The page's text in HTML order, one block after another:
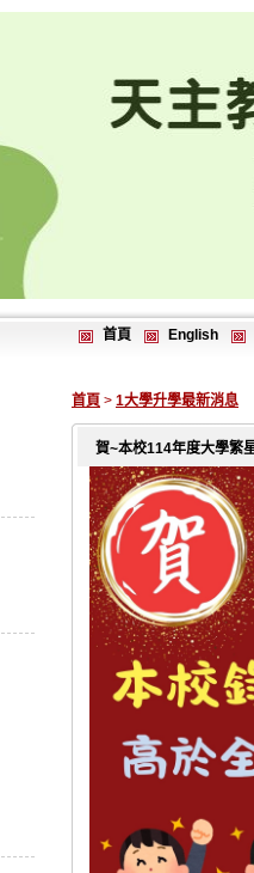
首頁 English
首頁 > 1大學升學最新消息
賀~本校114年度大學繁